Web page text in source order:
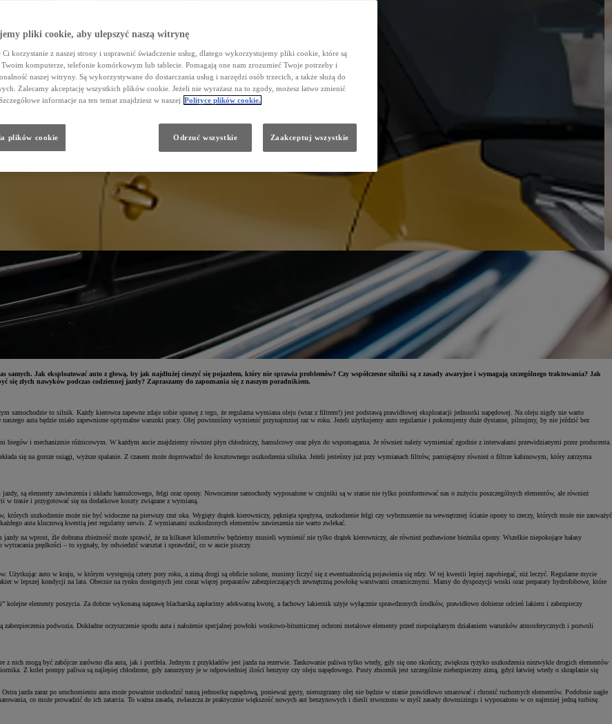
samych. Jak eksploatować auto z głową, by jak najdłużej cieszyć się pojazdem, który nie sprawia problemów? Czy współczesne silniki są z zasady awaryjne i wymagają szczególnego traktowania? Jak
się złych nawyków podczas codziennej jazdy? Zapraszamy do zapoznania się z naszym poradnikiem.
samochodzie to silnik. Każdy kierowca zapewne zdaje sobie sprawę z tego, że regularna wymiana oleju (wraz z filtrem!) jest podstawą prawidłowej eksploatacji jednostki napędowej. Na oleju nigdy nie warto
naszego auta będzie miało zapewnione optymalne warunki pracy. Olej powinniśmy wymienić przynajmniej raz w roku. Jeżeli użytkujemy auto regularnie i pokonujemy duże dystanse, pilnujmy, by nie jeździć bez
i mechanizmie różnicowym. W każdym aucie znajdziemy również płyn chłodniczy, hamulcowy oraz płyn do wspomagania. Je również należy wymieniać zgodnie z interwałami przewidzianymi przez producenta.
się na gorsze osiągi, wyższe spalanie. Z czasem może doprowadzić do kosztownego uszkodzenia silnika. Jeżeli jesteśmy już przy wymianach filtrów, pamiętajmy również o filtrze kabinowym, który zatrzyma
są elementy zawieszenia i układu hamulcowego, felgi oraz opony. Nowoczesne samochody wyposażone w czujniki są w stanie nie tylko poinformować nas o zużyciu poszczególnych elementów, ale również
trasie i przygotować się na dodatkowe koszty związane z wymianą.
uszkodzenie może nie być widoczne na pierwszy rzut oka. Wygięty drążek kierowniczy, pęknięta sprężyna, uszkodzenie felgi czy wybrzuszenie na wewnętrznej ścianie opony to rzeczy, których może nie zauważyć
auta kluczową kwestią jest regularny serwis. Z wymianami uszkodzonych elementów zawieszenia nie warto zwlekać.
na wprost, źle dobrana zbieżność może sprawić, że za kilkaset kilometrów będziemy musieli wymienić nie tylko drążek kierowniczy, ale również pozbawione bieżnika opony. Wszelkie niepokojące hałasy
prędkości – to sygnały, by odwiedzić warsztat i sprawdzić, co w aucie piszczy.
Użytkując auto w kraju, w którym występują cztery pory roku, a zimą drogi są obficie solone, musimy liczyć się z ewentualnością pojawienia się rdzy. W tej kwestii lepiej zapobiegać, niż leczyć. Regularne mycie
w lepszej kondycji na lata. Obecnie na rynku dostępnych jest coraz więcej preparatów zabezpieczających zewnętrzną powłokę warstwami ceramicznymi. Mamy do dyspozycji woski oraz preparaty hydrofobowe, które
elementy poszycia. Za dobrze wykonaną naprawę blacharską zapłacimy adekwatną kwotę, a fachowy lakiernik użyje wyłącznie sprawdzonych środków, prawidłowo dobierze odcień lakieru i zabezpieczy
podwozia. Dokładne oczyszczenie spodu auta i nałożenie specjalnej powłoki woskowo-bitumicznej ochroni metalowe elementy przed niepożądanym działaniem warunków atmosferycznych i pozwoli
z nich mogą być zabójcze zarówno dla auta, jak i portfela. Jednym z przykładów jest jazda na rezerwie. Tankowanie paliwa tylko wtedy, gdy się ono skończy, zwiększa ryzyko uszkodzenia niezwykle drogich elementów
Z kolei pompy paliwa są najlepiej chłodzone, gdy zanurzymy je w odpowiedniej ilości benzyny czy oleju napędowego. Pusty zbiornik jest szczególnie niebezpieczny zimą, gdyż łatwiej wtedy o skraplanie się
jazda zaraz po uruchomieniu auta może poważnie uszkodzić naszą jednostkę napędową, ponieważ gęsty, nierozgrzany olej nie będzie w stanie prawidłowo smarować i chronić ruchomych elementów. Podobnie nagłe
co może prowadzić do ich zatarcia. To ważna zasada, zwłaszcza że praktycznie większość nowych aut benzynowych i diesli stworzono w myśl zasady downsizingu i wyposażono w co najmniej jedną turbinę.
pliki cookie, aby ulepszyć naszą witrynę
Ci korzystanie z naszej strony i usprawnić świadczenie usług, dlatego wykorzystujemy pliki cookie, które są
Twoim komputerze, telefonie komórkowym lub tablecie. Pomagają one nam zrozumieć Twoje potrzeby i
naszej witryny. Są wykorzystywane do dostarczania usług i narzędzi osób trzecich, a także służą do
Zalecamy akceptację wszystkich plików cookie. Jeżeli nie wyrażasz na to zgody, możesz łatwo zmienić
informacje na ten temat znajdziesz w naszej Polityce plików cookie.
Odrzuć wszystkie Zaakceptuj wszystkie
plików cookie